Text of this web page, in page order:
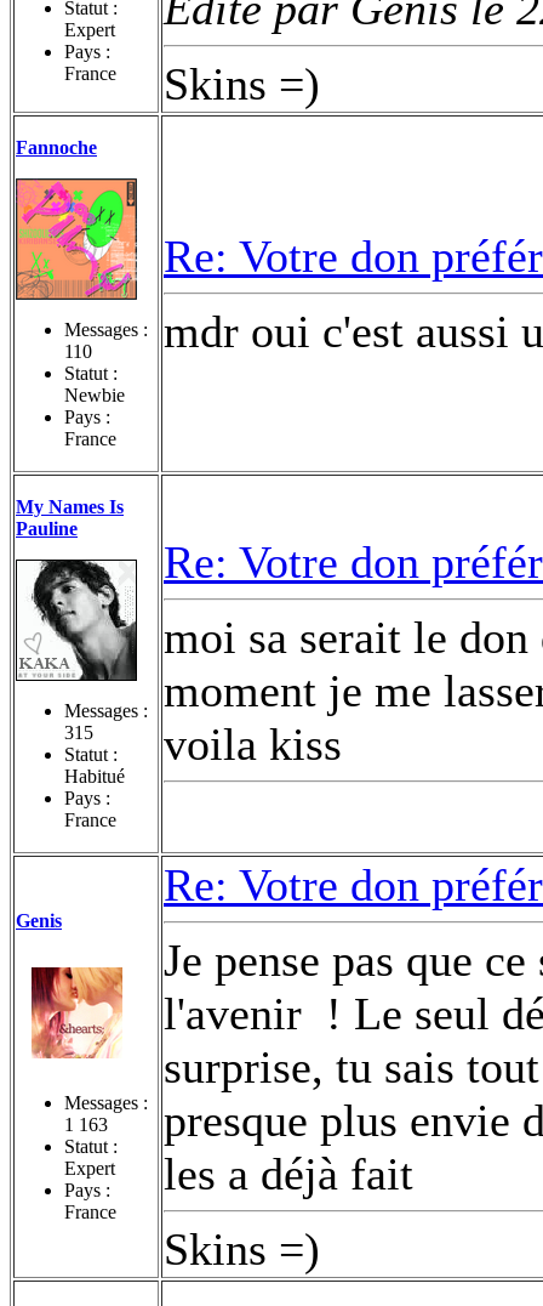
Statut :
Expert
Pays :
France
Skins =)
Fannoche
Messages :
110
Statut :
Newbie
Pays :
France
Re: Votre don
mdr oui c'est aussi
My Names Is
Pauline
Messages :
315
Statut :
Habitué
Pays :
France
Re: Votre don
moi sa serait le
moment je me
voila kiss
Genis
Messages :
1 163
Statut :
Expert
Pays :
France
Re: Votre don
Je pense pas que
l'avenir ! Le seul
surprise, tu sais
presque plus envie
les a déjà fait
Skins =)